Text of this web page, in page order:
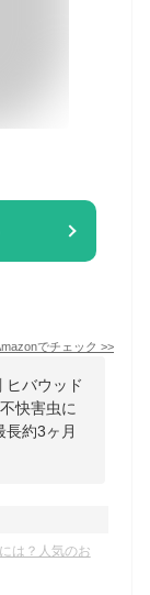
でチェック >>
ヒバウッド
快害虫に
約3ヶ月
は？人気のお